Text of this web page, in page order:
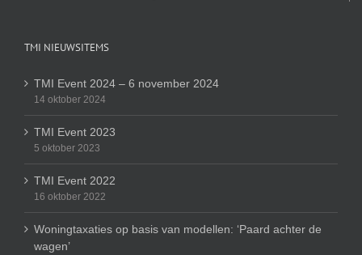
TMI NIEUWSITEMS
TMI Event 2024 – 6 november 2024
14 oktober 2024
TMI Event 2023
5 oktober 2023
TMI Event 2022
16 oktober 2022
Woningtaxaties op basis van modellen: ‘Paard achter de
wagen’